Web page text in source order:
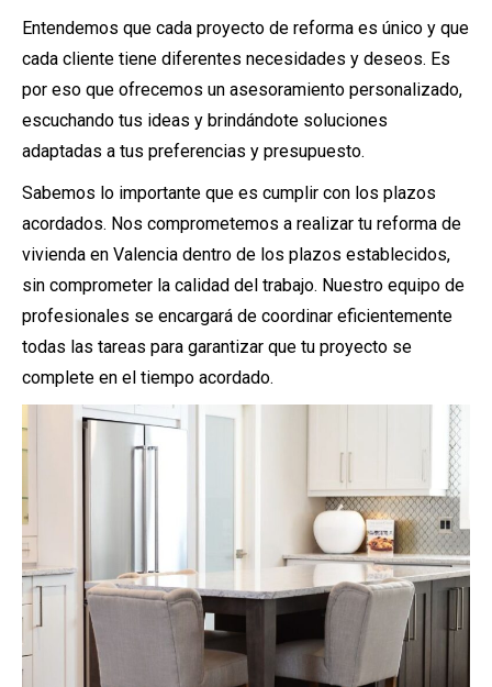
Entendemos que cada proyecto de reforma es único y que
cada cliente tiene diferentes necesidades y deseos. Es
por eso que ofrecemos un asesoramiento personalizado,
escuchando tus ideas y brindándote soluciones
adaptadas a tus preferencias y presupuesto.
Sabemos lo importante que es cumplir con los plazos
acordados. Nos comprometemos a realizar tu reforma de
vivienda en Valencia dentro de los plazos establecidos,
sin comprometer la calidad del trabajo. Nuestro equipo de
profesionales se encargará de coordinar eficientemente
todas las tareas para garantizar que tu proyecto se
complete en el tiempo acordado.